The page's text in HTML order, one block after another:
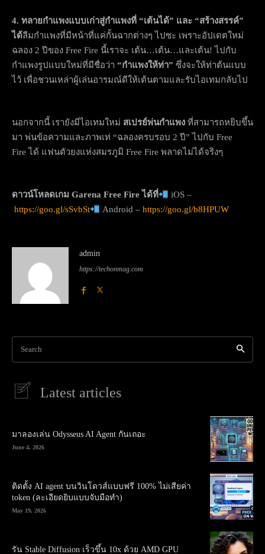
4. ทลายกำแพงแบบเก่าสู่กำแพงที่ “เต้นได้” และ “สร้างสรรค์”
ได้ลืมกำแพงที่มีหน้าที่แค่กั้นฉากต่างๆ ไปซะ เพราะอัปเดตใหม่
ฉลอง 2 ปีของ Free Fire นี้เราจะ เต้น…เต้น…และเต้น! ไปกับ
กำแพงรูปแบบใหม่ที่มีชื่อว่า “กำแพงให้ท่า” ซึ่งจะให้ท่าต้นแบบ
ไว้ เพื่อชวนเหล่าผู้เล่นอารมณ์ดีให้เต้นตามและรับไอเทมกลับไป
นอกจากนี้ เรายังมีไอเทมใหม่ สเปรย์พ่นกำแพง ที่สามารถหยิบขึ้น
มา พ่นข้อความและภาพเท่ “ฉลองครบรอบ 2 ปี” ไปกับ Free
Fire ได้ แฟนตัวยงแห่งสมรภูมิ Free Fire พลาดไม่ได้จริงๆ
ดาวน์โหลดเกม Garena Free Fire ได้ที่
iOS –
https://goo.gl/sSvbSt
Android –https://goo.gl/b8HPUW
admin
https://techonmag.com
Search
Latest articles
มาลองเล่น Odysseus AI Agent กันเถอะ
June 4, 2026
ติดตั้ง AI agent บนวินโดวส์แบบฟรี 100% ไม่เสียค่า
token (ละเอียดยิบแบบจับมือทำ)
May 19, 2026
รัน Stable Diffusion เร็วขึ้น 10x ด้วย AMD GPU